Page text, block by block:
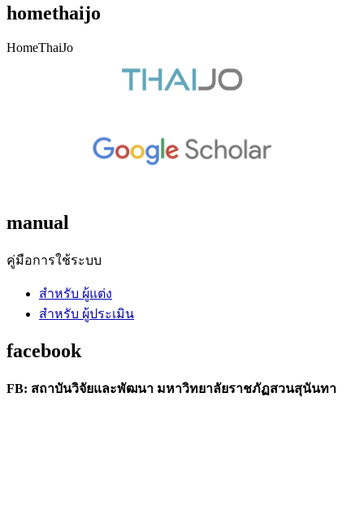
homethaijo
HomeThaiJo
manual
คู่มือการใช้ระบบ
สำหรับ ผู้แต่ง
สำหรับ ผู้ประเมิน
facebook
FB: สถาบันวิจัยและพัฒนา มหาวิทยาลัยราชภัฏสวนสุนันทา